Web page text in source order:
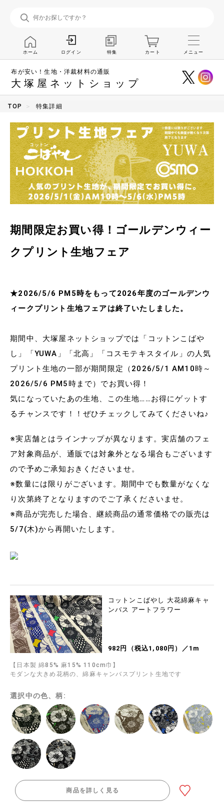
布が安い！生地・洋裁材料の通販
大塚屋ネットショップ
ホーム ログイン 特集 カート メニュー
TOP 特集詳細
期間限定お買い得！ゴールデンウィー
クプリント生地フェア
★2026/5/6 PM5時をもって2026年度のゴールデンウ
ィークプリント生地フェアは終了いたしました。
期間中、大塚屋ネットショップでは「コットンこばや
し」「YUWA」「北高」「コスモテキスタイル」の人気
プリント生地の一部が期間限定（2026/5/1 AM10時～
2026/5/6 PM5時まで）でお買い得！
気になっていたあの生地、この生地……お得にゲットす
るチャンスです！！ぜひチェックしてみてくださいね♪
※実店舗とはラインナップが異なります。実店舗のフェ
ア対象商品が、通販では対象外となる場合もございます
ので予めご承知おきくださいませ。
※数量には限りがございます。期間中でも数量がなくな
り次第終了となりますのでご了承くださいませ。
※商品が完売した場合、継続商品の通常価格での販売は
5/7(木)から再開いたします。
コットンこばやし 大花綿麻キャ
ンバス アートフラワー
982円（税込1,080円）／1m
【日本製 綿85% 麻15% 110cm巾】
モダンな大きめ花柄の、綿麻キャンバスプリント生地です
選択中の色、柄:
商品を詳しく見る